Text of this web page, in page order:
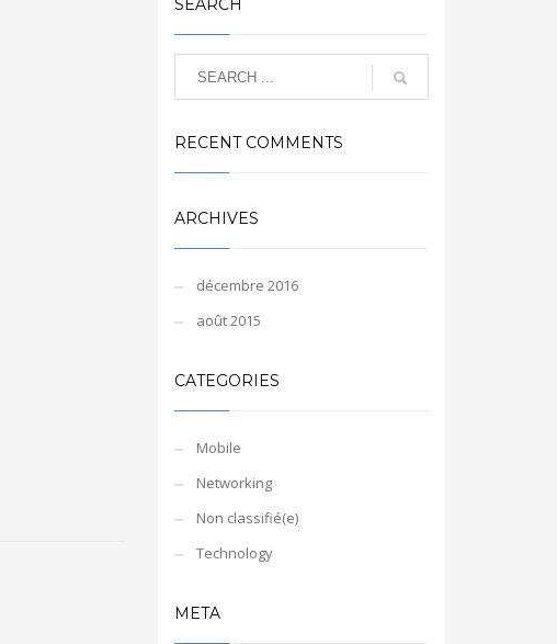
SEARCH
RECENT COMMENTS
ARCHIVES
décembre 2016
août 2015
CATEGORIES
Mobile
Networking
Non classifié(e)
Technology
META